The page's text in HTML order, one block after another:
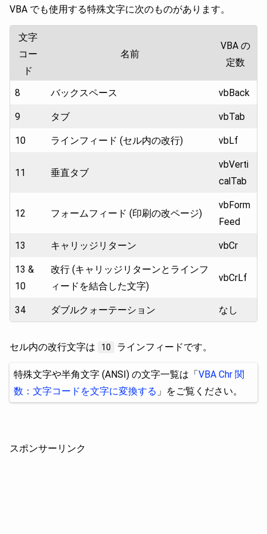
VBA でも使用する特殊文字に次のものがあります。
文字
コー
ド
名前
VBA の
定数
8 バックスペース vbBack
9 タブ vbTab
10 ラインフィード (セル内の改行) vbLf
11 垂直タブ
vbVerti
calTab
12 フォームフィード (印刷の改ページ)
vbForm
Feed
13 キャリッジリターン vbCr
13 &
10
改行 (キャリッジリターンとラインフ
ィードを結合した文字)
vbCrLf
34 ダブルクォーテーション なし
セル内の改行文字は 10 ラインフィードです。
特殊文字や半角文字 (ANSI) の文字一覧は「VBA Chr 関
数：文字コードを文字に変換する 」をご覧ください。
スポンサーリンク